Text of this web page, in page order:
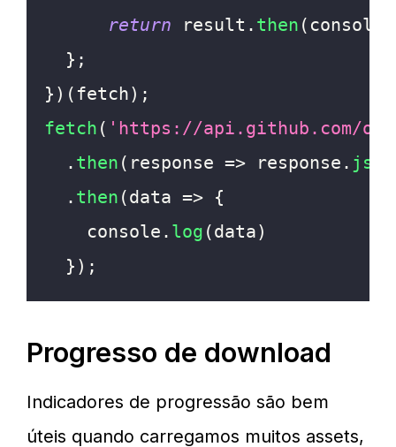
return result . then ( console
} ;
} ) ( fetch) ;
fetch ( 'https://api.github.com/
. then ( response => response . json
. then (data =>
{
console . log (data)
} ) ;
Progresso de download
Indicadores de progressão são bem
úteis quando carregamos muitos assets,